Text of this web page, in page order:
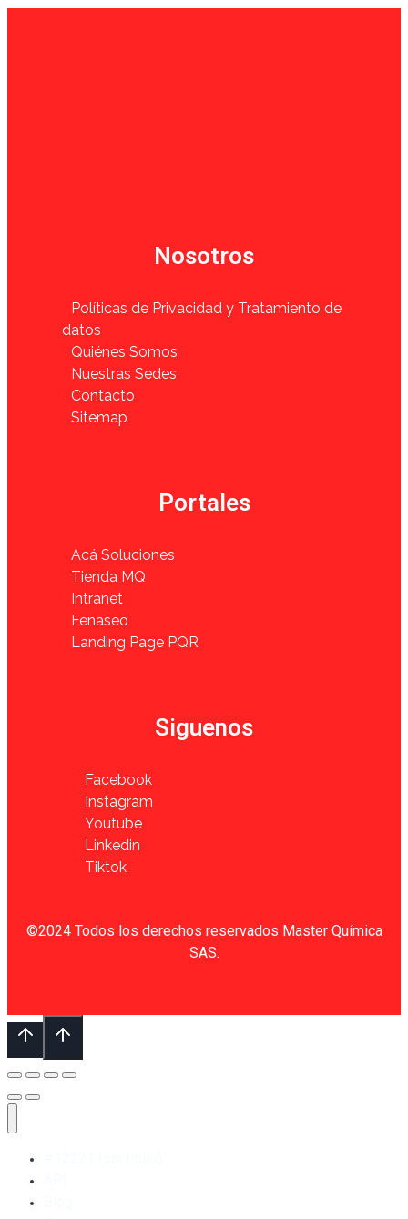
Nosotros
Políticas de Privacidad y Tratamiento de
datos
Quiénes Somos
Nuestras Sedes
Contacto
Sitemap
Portales
Acá Soluciones
Tienda MQ
Intranet
Fenaseo
Landing Page PQR
Siguenos
Facebook
Instagram
Youtube
Linkedin
Tiktok
©2024 Todos los derechos reservados Master Química
SAS.